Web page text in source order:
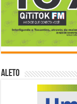
ALETO